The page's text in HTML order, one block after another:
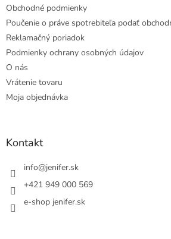
Obchodné podmienky
Poučenie o práve spotrebiteľa podať
Reklamačný poriadok
Podmienky ochrany osobných údajov
O nás
Vrátenie tovaru
Moja objednávka
Kontakt
info@jenifer.sk
+421 949 000 569
e-shop jenifer.sk